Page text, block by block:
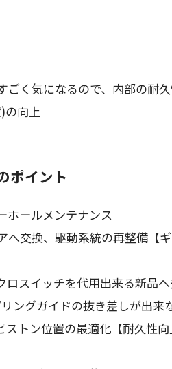
ごく気になるので、内部の耐
の向上
ポイント
ールメンテナンス
交換、駆動系統の再整備【
スイッチを代用出来る新品
ングガイドの抜き差しが出来
トン位置の最適化【耐久性